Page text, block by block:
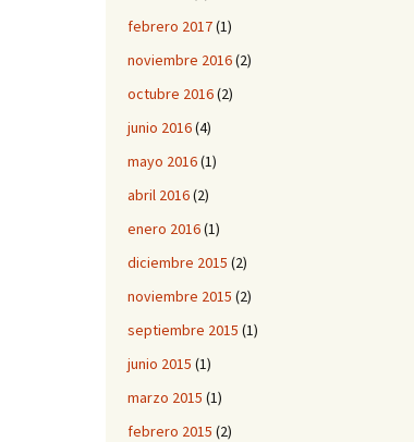
febrero 2017(1)
noviembre 2016(2)
octubre 2016(2)
junio 2016(4)
mayo 2016(1)
abril 2016(2)
enero 2016(1)
diciembre 2015 (2)
noviembre 2015 (2)
septiembre 2015 (1)
junio 2015 (1)
marzo 2015 (1)
febrero 2015 (2)